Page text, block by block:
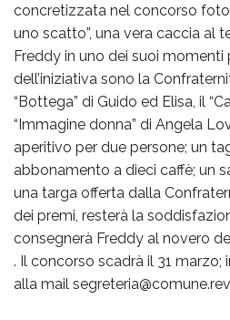
concretizzata nel concorso
uno scatto”, una vera caccia al
Freddy in uno dei suoi momenti
dell’iniziativa sono la
“Bottega” di Guido ed Elisa, il
“Immagine donna” di Angela
aperitivo per due persone; un
abbonamento a dieci caffè; un
una targa offerta dalla
dei premi, resterà la
consegnerà Freddy al novero
. Il concorso scadrà il 31 marzo;
alla mail